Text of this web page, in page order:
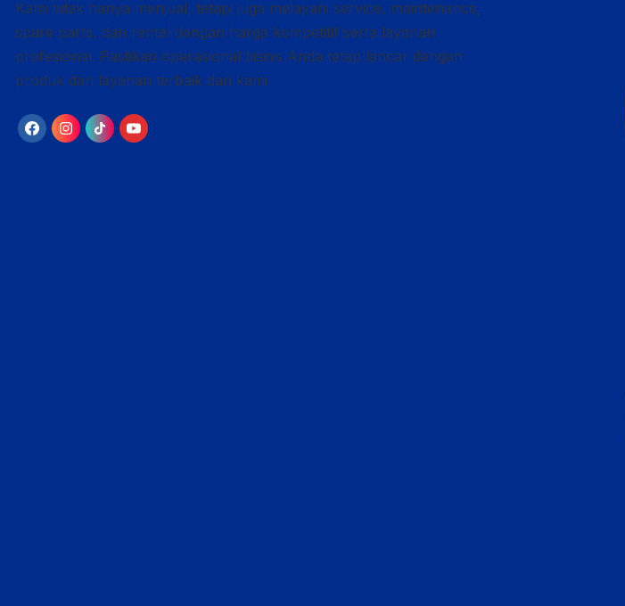
Kami tidak hanya menjual, tetapi juga melayani service, maintenance,
spare parts, dan rental dengan harga kompetitif serta layanan
profesional. Pastikan operasional bisnis Anda tetap lancar dengan
produk dan layanan terbaik dari kami